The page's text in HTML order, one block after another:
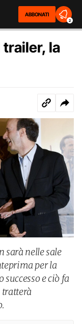
ABBONATI
2
trailer, la
sarà nelle sale
per la
e ciò fa
tratterà